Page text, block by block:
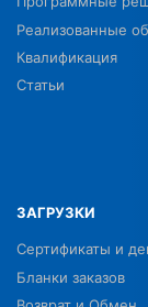
Реализованные
Квалификация
Статьи
ЗАГРУЗКИ
Сертификаты и
Бланки заказов